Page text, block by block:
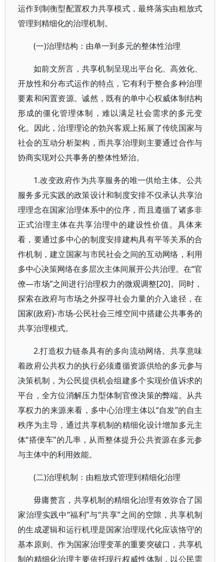
运作到制衡型配置权力共享模式，最终落实由粗放式
管理到精细化的治理机制。
(一)治理结构：由单一到多元的整体性治理
如前文所言，共享机制呈现出平台化、高效化、
开放性和分布式运作的特点，它有利于整合多种治理
要素和闲置资源。诚然，既有的单中心权威体制结构
形成的僵化管理体制，难以满足社会需求的多元变
化。因此，治理理论的勃兴客观上拓展了传统国家与
社会的互动分析架构，而共享治理则主要通过合作与
协商实现对公共事务的整体性矫治。
1.改变政府作为共享服务的唯一供给主体。公共
服务多元实践的政策设计和制度安排不仅承认共享治
理理念在国家治理体系中的位序，而且遵循了诸多非
正式治理主体在共享治理中的建设性价值。具体来
看，要通过多中心的制度安排建构具有平等关系的合
作机制，建立国家与市民社会之间的互动网络，利用
多中心决策网络在多层次主体间展开公共治理。在“官
僚—市场”之间进行治理权力的微观调整[20]。同时，
探索在政府与市场之外探寻社会力量的介入途径，在
国家(政府)-市场-公民社会三维空间中搭建公共事务的
共享治理模式。
2.打造权力链条具有的多向流动网络。共享意味
着政府公共权力的执行必须遵循资源供给的多元参与
决策机制，为公民提供机会组建多个实现价值诉求的
平台，全方位消解压力型体制官僚决策的弊端。从共
享权力的来源来看，多中心治理主体以“自发”的自主
秩序为主导，通过共享机制的精细化设计增加多元主
体“搭便车”的几率，从而整体提升公共资源在多元参
与主体中的利用效能。
(二)治理机制：由粗放式管理到精细化治理
毋庸赘言，共享机制的精细化治理有效弥合了国
家治理实践中“福利”与“共享”之间的空隙，共享机制
的生成逻辑和运行机理是国家治理现代化应该恪守的
基本原则。作为国家治理变革的重要突破口，共享机
制的精细化治理主要依托现行权威性体制，以公民需